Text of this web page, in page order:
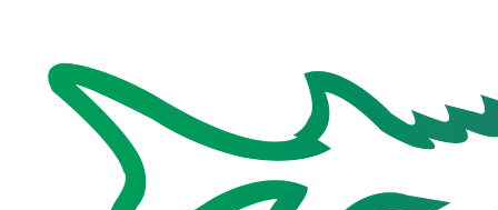
lugar en Michigan
17 de abril de 2025